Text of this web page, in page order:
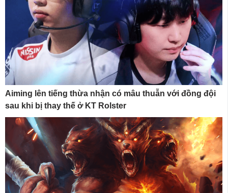
Aiming lên tiếng thừa nhận có mâu thuẫn với đồng đội
sau khi bị thay thế ở KT Rolster